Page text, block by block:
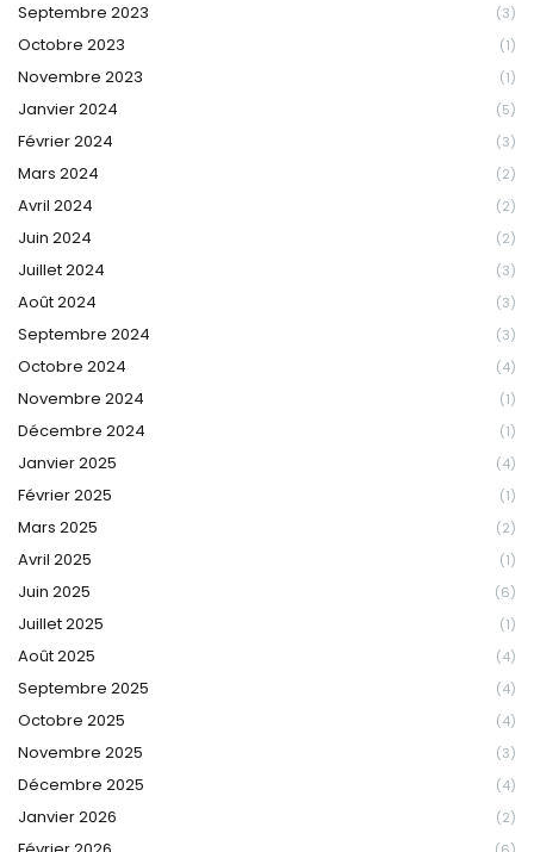
Septembre 2023 (3)
Octobre 2023 (1)
Novembre 2023 (1)
Janvier 2024 (5)
Février 2024 (3)
Mars 2024 (2)
Avril 2024 (2)
Juin 2024 (2)
Juillet 2024 (3)
Août 2024 (3)
Septembre 2024 (3)
Octobre 2024 (4)
Novembre 2024 (1)
Décembre 2024 (1)
Janvier 2025 (4)
Février 2025 (1)
Mars 2025 (2)
Avril 2025 (1)
Juin 2025 (6)
Juillet 2025 (1)
Août 2025 (4)
Septembre 2025 (4)
Octobre 2025 (4)
Novembre 2025 (3)
Décembre 2025 (4)
Janvier 2026 (2)